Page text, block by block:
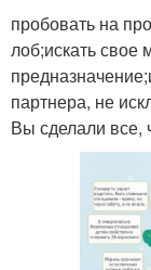
пробовать на
лоб;искать свое
партнера, не
Вы сделали все,